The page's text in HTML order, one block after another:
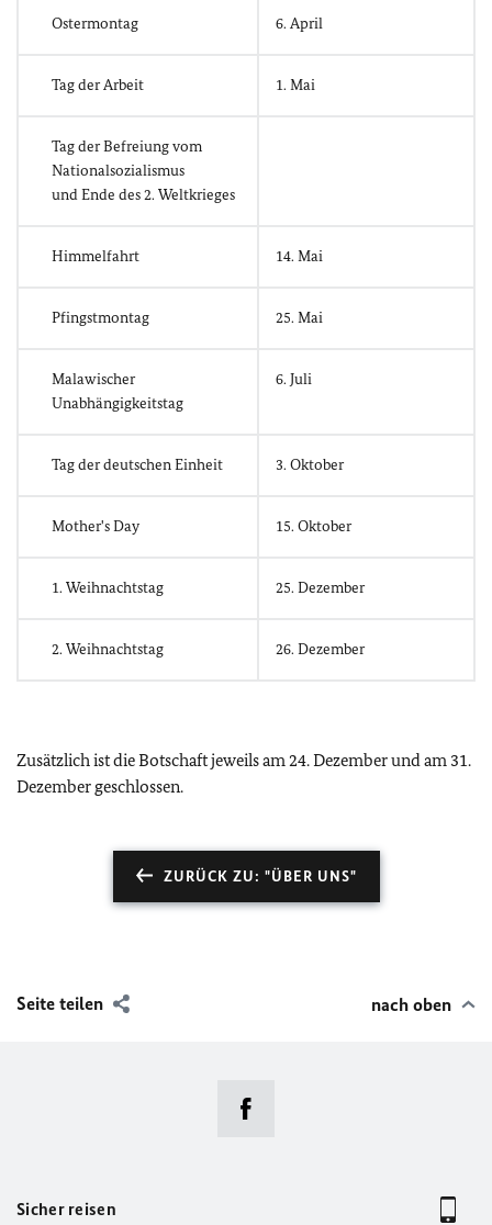
Ostermontag 6. April
Tag der Arbeit 1. Mai
Tag der Befreiung vom
Nationalsozialismus
und Ende des 2. Weltkrieges
Himmelfahrt 14. Mai
Pfingstmontag 25. Mai
Malawischer
Unabhängigkeitstag
6. Juli
Tag der deutschen Einheit 3. Oktober
Mother's Day 15. Oktober
1. Weihnachtstag 25. Dezember
2. Weihnachtstag 26. Dezember
Zusätzlich ist die Botschaft jeweils am 24. Dezember und am 31.
Dezember geschlossen.
ZURÜCK ZU: "ÜBER UNS"
Seite teilen nach oben
Sicher reisen